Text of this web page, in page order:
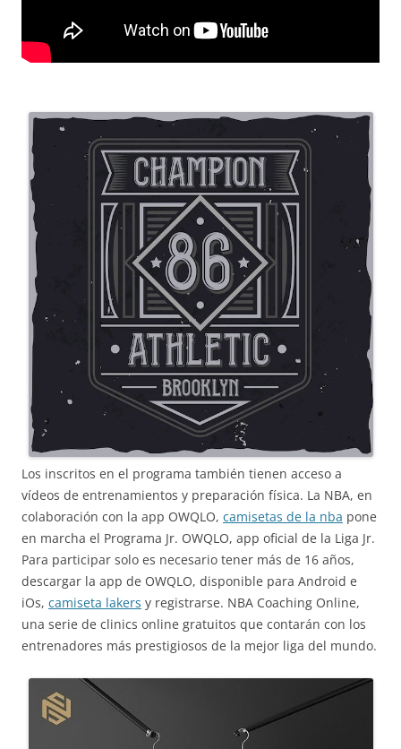
Los inscritos en el programa también tienen acceso a
vídeos de entrenamientos y preparación física. La NBA, en
colaboración con la app OWQLO, camisetas de la nba pone
en marcha el Programa Jr. OWQLO, app oficial de la Liga Jr.
Para participar solo es necesario tener más de 16 años,
descargar la app de OWQLO, disponible para Android e
iOs, camiseta lakers y registrarse. NBA Coaching Online,
una serie de clinics online gratuitos que contarán con los
entrenadores más prestigiosos de la mejor liga del mundo.